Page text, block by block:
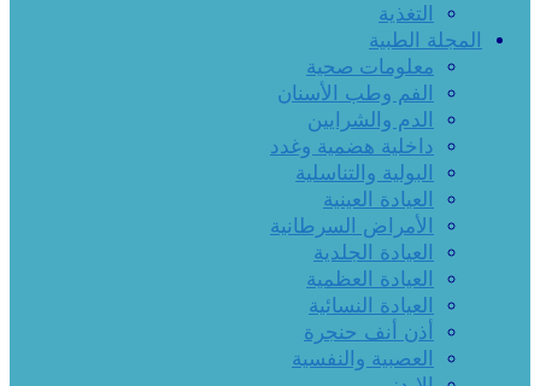
التغذية
المجلة الطبية
معلومات صحية
الفم وطب الأسنان
الدم والشرايين
داخلية هضمية وغدد
البولية والتناسلية
العيادة العينية
الأمراض السرطانية
العيادة الجلدية
العيادة العظمية
العيادة النسائية
أذن أنف حنجرة
العصبية والنفسية